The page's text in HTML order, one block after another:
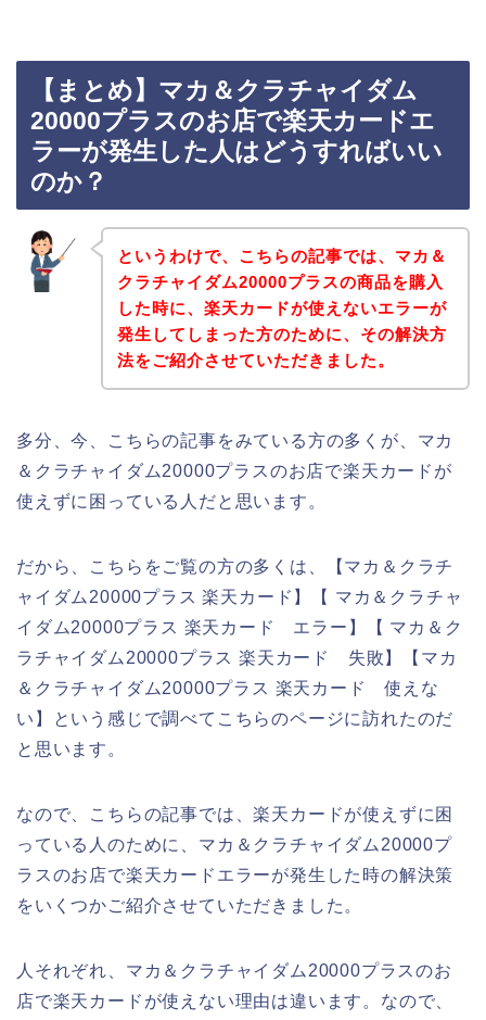
【まとめ】マカ＆クラチャイダム
20000プラスのお店で楽天カードエ
ラーが発生した人はどうすればいい
のか？
というわけで、こちらの記事では、マカ＆
クラチャイダム20000プラスの商品を購入
した時に、楽天カードが使えないエラーが
発生してしまった方のために、その解決方
法をご紹介させていただきました。
多分、今、こちらの記事をみている方の多くが、マカ
＆クラチャイダム20000プラスのお店で楽天カードが
使えずに困っている人だと思います。
だから、こちらをご覧の方の多くは、【マカ＆クラチ
ャイダム20000プラス 楽天カード】【 マカ＆クラチャ
イダム20000プラス 楽天カード エラー】【 マカ＆ク
ラチャイダム20000プラス 楽天カード 失敗】【マカ
＆クラチャイダム20000プラス 楽天カード 使えな
い】という感じで調べてこちらのページに訪れたのだ
と思います。
なので、こちらの記事では、楽天カードが使えずに困
っている人のために、マカ＆クラチャイダム20000プ
ラスのお店で楽天カードエラーが発生した時の解決策
をいくつかご紹介させていただきました。
人それぞれ、マカ＆クラチャイダム20000プラスのお
店で楽天カードが使えない理由は違います。なので、